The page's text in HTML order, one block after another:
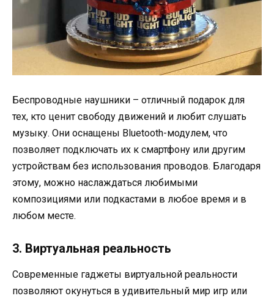
Беспроводные наушники – отличный подарок для
тех, кто ценит свободу движений и любит слушать
музыку. Они оснащены Bluetooth-модулем, что
позволяет подключать их к смартфону или другим
устройствам без использования проводов. Благодаря
этому, можно наслаждаться любимыми
композициями или подкастами в любое время и в
любом месте.
3. Виртуальная реальность
Современные гаджеты виртуальной реальности
позволяют окунуться в удивительный мир игр или